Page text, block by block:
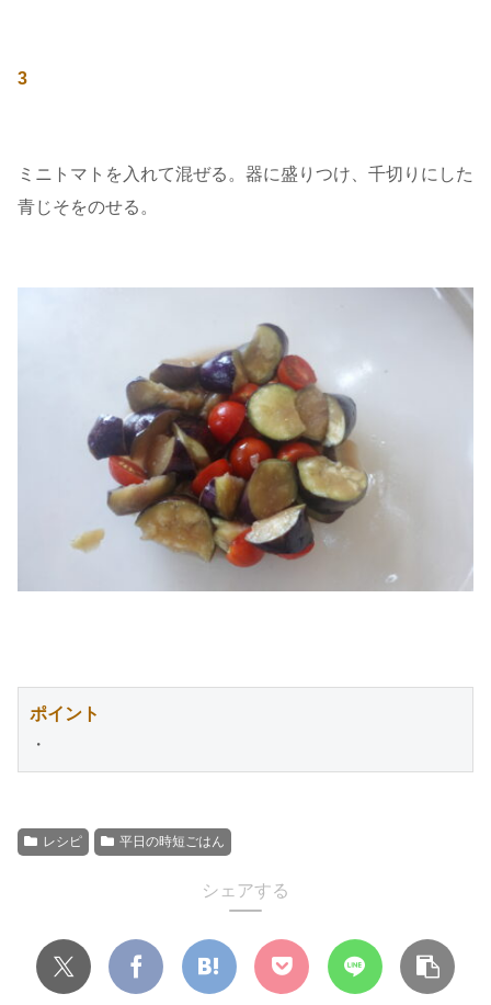
3
ミニトマトを入れて混ぜる。器に盛りつけ、千切りにした
青じそをのせる。
ポイント
・
レシピ 平日の時短ごはん
シェアする